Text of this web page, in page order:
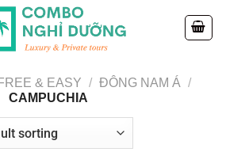
& EASY / ĐÔNG NAM Á /
CAMPUCHIA